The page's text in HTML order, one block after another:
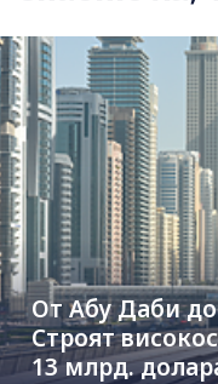
От Абу Даби
Строят
13 млрд.